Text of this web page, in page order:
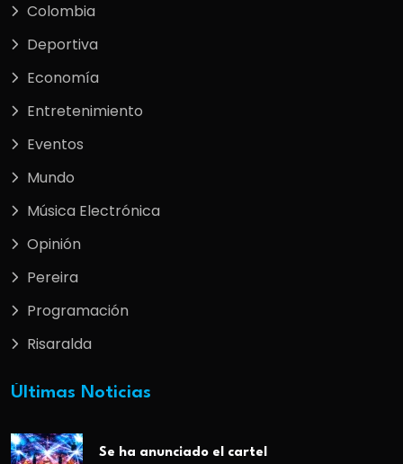
Colombia
Deportiva
Economía
Entretenimiento
Eventos
Mundo
Música Electrónica
Opinión
Pereira
Programación
Risaralda
Últimas Noticias
Se ha anunciado el cartel